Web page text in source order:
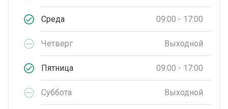
Среда 09:00 - 17:00
Четверг Выходной
Пятница 09:00 - 17:00
Суббота Выходной